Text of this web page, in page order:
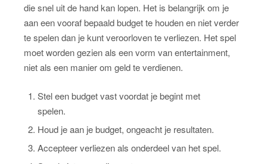
die snel uit de hand kan lopen. Het is belangrijk om je
aan een vooraf bepaald budget te houden en niet verder
te spelen dan je kunt veroorloven te verliezen. Het spel
moet worden gezien als een vorm van entertainment,
niet als een manier om geld te verdienen.
Stel een budget vast voordat je begint met
spelen.
Houd je aan je budget, ongeacht je resultaten.
Accepteer verliezen als onderdeel van het spel.